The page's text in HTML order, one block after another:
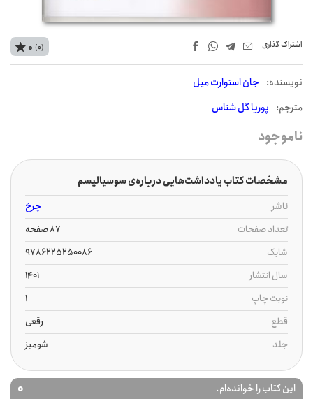
اشتراک‌ گذاری
نويسنده: جان استوارت میل
مترجم: پوریا گل شناس
0 (0)
ناموجود
مشخصات کتاب یادداشت‌هایی درباره‌ی سوسیالیسم
ناشر
چرخ
تعداد صفحات
87 صفحه
شابک
9786225250086
سال انتشار
1401
نوبت چاپ
1
قطع
رقعی
جلد
شومیز
این کتاب را خوانده‌ام. 0